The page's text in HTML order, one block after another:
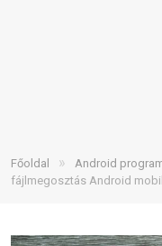
Főoldal » Android
fájlmegosztás Android